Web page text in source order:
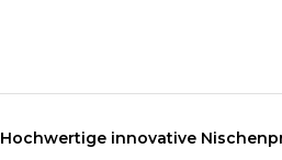
Hochwertige innovative